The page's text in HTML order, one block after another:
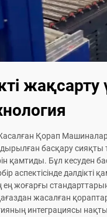
жақсарту
Қорап
басқару сияқты
қамтиды. Бұл кесуден
аспектісінде дәлдікті
ең жоғарғы
жасалған
интеграциясы